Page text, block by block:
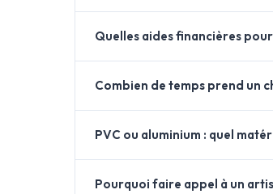
Quelles aides financières
Combien de temps prend un
PVC ou aluminium : quel
Pourquoi faire appel à un